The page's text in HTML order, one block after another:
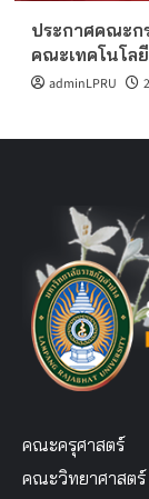
ประกาศคณะก
คณะเทคโนโล
adminLPRU
คณะครุศาสตร์
คณะวิทยาศาสตร์